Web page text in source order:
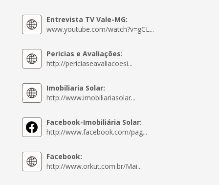
Entrevista TV Vale-MG:
www.youtube.com/watch?v=gCL...
Pericias e Avaliações:
http://periciaseavaliacoesi...
Imobiliaria Solar:
http://www.imobiliariasolar...
Facebook-Imobiliária Solar:
http://www.facebook.com/pag...
Facebook:
http://www.orkut.com.br/Mai...